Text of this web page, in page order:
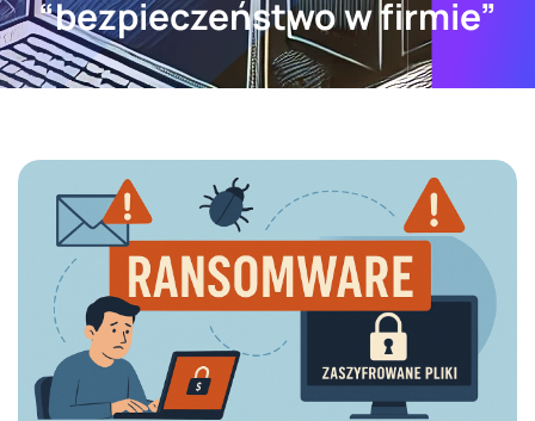
“bezpieczeństwo w firmie”